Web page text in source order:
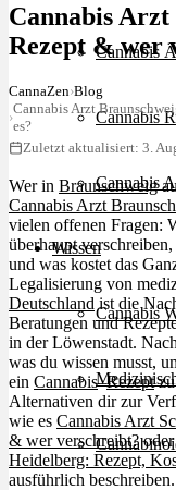
Cannabis
Cannabis
Cannabis
Wissen
Cannabis
Cannabis
Rezept & wer
CannaZen›Blog
›
Cannabis Arzt
es?
Zuletzt aktualisiert: 3.
Wer in Braunschweig
Cannabis Arzt
vielen offenen Fragen:
überhaupt
und was kostet das
Legalisierung von
Deutschland ist die
Beratungen und
in der Löwenstadt.
was du wissen musst,
ein Cannabis–Rezeptzu
Alternativen dir zur
wie es Cannabis Arzt
& wer verschreibt?
Heidelberg: Rezept,
ausführlich beschreiben.